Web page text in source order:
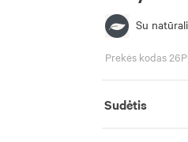
Su
Prekės kodas
Sudėtis